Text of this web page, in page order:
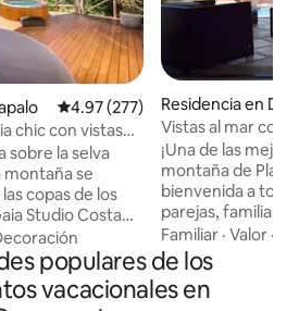
Calificación promedio: 4.97 de
4.97 (277)
chic con vistas
sobre la selva
montaña se
copas de los
Studio Costa
convierte el
en una
de una
king y un
Residencia en Del
ch
Vistas al mar con
Isabela #6
¡Una de las
montaña de Playas del
bienvenida a
parejas, familias
Casa totalmente
cima de una
comunidad
de la playa. Tiendas de comestibles,
Familiar ·Valor ·
populares de los
vacacionales en